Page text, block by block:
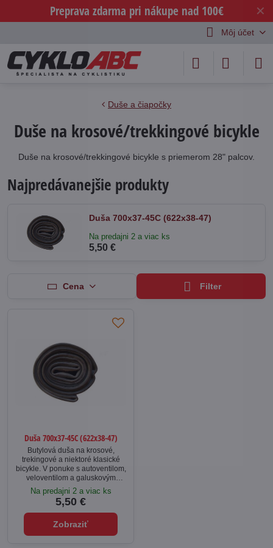
✕
Preprava zdarma pri nákupe nad 100€
Môj účet
Duše a čiapočky
Duše na krosové/trekkingové bicykle
Duše na krosové/trekkingové bicykle s priemerom 28" palcov.
Najpredávanejšie produkty
Duša 700x37-45C (622x38-47)
Na predajni 2 a viac ks
5,50 €
Cena Filter
Duša 700x37-45C (622x38-47)
Butylová duša na krosové,
trekingové a niektoré klasické
bicykle. V ponuke s autoventilom,
veloventilom a galuskovým
ventilom.
Na predajni 2 a viac ks
5,50 €
Zobraziť